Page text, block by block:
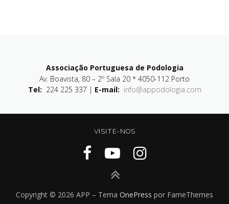
Associação Portuguesa de Podologia
Av. Boavista, 80 – 2º Sala 20 * 4050-112 Porto
Tel: 224 225 337 | E-mail: info@appodologia.com
VISITE-NOS
Copyright © 2026 APP – Tema OnePress por FameThemes